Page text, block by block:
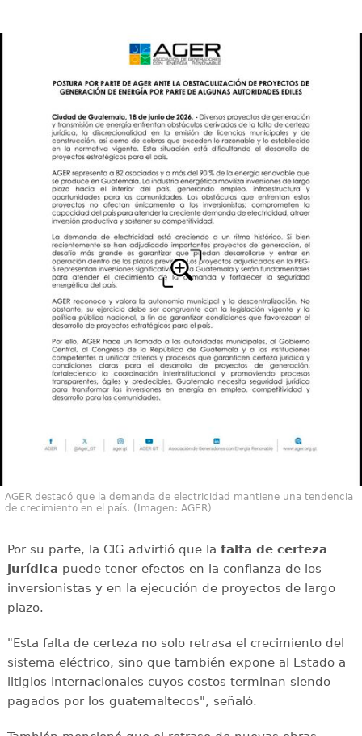
AGER destacó que la demanda de electricidad mantiene una tendencia
de crecimiento en el país. (Imagen: AGER)
Por su parte, la CIG advirtió que la falta de certeza
jurídica puede tener efectos en la confianza de los
inversionistas y en la ejecución de proyectos de largo
plazo.
"Esta falta de certeza no solo retrasa el crecimiento del
sistema eléctrico, sino que también expone al Estado a
litigios internacionales cuyos costos terminan siendo
pagados por los guatemaltecos", señaló.